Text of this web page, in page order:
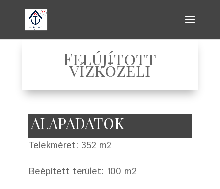
Felújított
vízközeli
ALAPADATOK
Telekméret: 352 m2
Beépített terület: 100 m2